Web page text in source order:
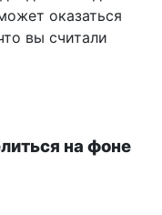
оказаться
вы считали
на фоне